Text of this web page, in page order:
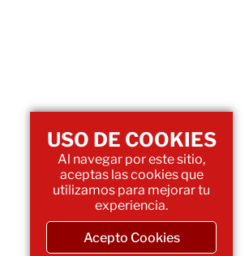
USO DE COOKIES
Al navegar por este sitio,
aceptas las cookies que
utilizamos para mejorar tu
experiencia.
Acepto Cookies